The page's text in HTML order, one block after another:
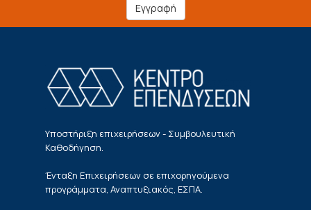
Εγγραφή
Υποστήριξη επιχειρήσεων - Συμβουλευτική
Καθοδήγηση.
Ένταξη Επιχειρήσεων σε επιχορηγούμενα
προγράμματα, Αναπτυξιακός, ΕΣΠΑ.